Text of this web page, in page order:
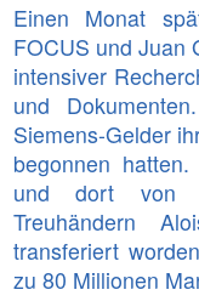
Einen Monat
FOCUS und Juan
intensiver
und
Siemens-Gelder
begonnen
und dort von
Treuhändern
transferiert
zu 80 Millionen